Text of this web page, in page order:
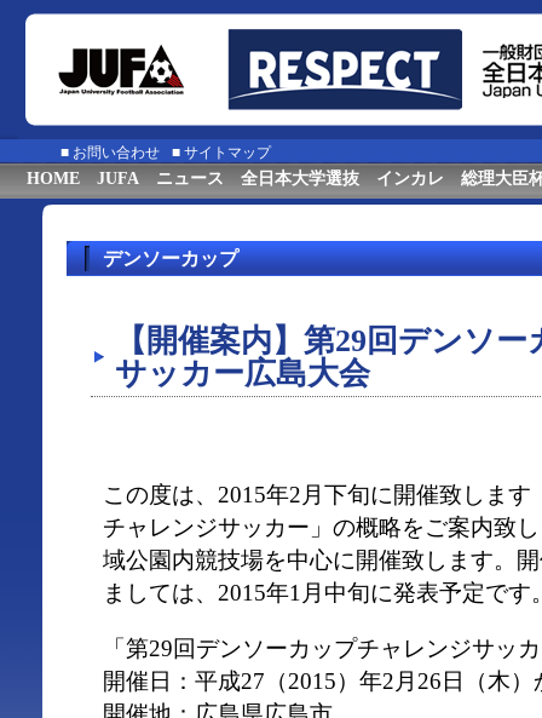
■ お問い合わせ ■ サイトマップ
HOME JUFA ニュース 全日本大学選抜 インカレ 総理大臣
デンソーカップ
【開催案内】第29回デンソ
サッカー広島大会
この度は、2015年2月下旬に開催致しま
チャレンジサッカー」の概略をご案内致
域公園内競技場を中心に開催致します。
ましては、2015年1月中旬に発表予定です
「第29回デンソーカップチャレンジサッ
開催日：平成27（2015）年2月26日（木